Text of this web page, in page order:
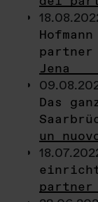
partner
Jena
Das
un
partner